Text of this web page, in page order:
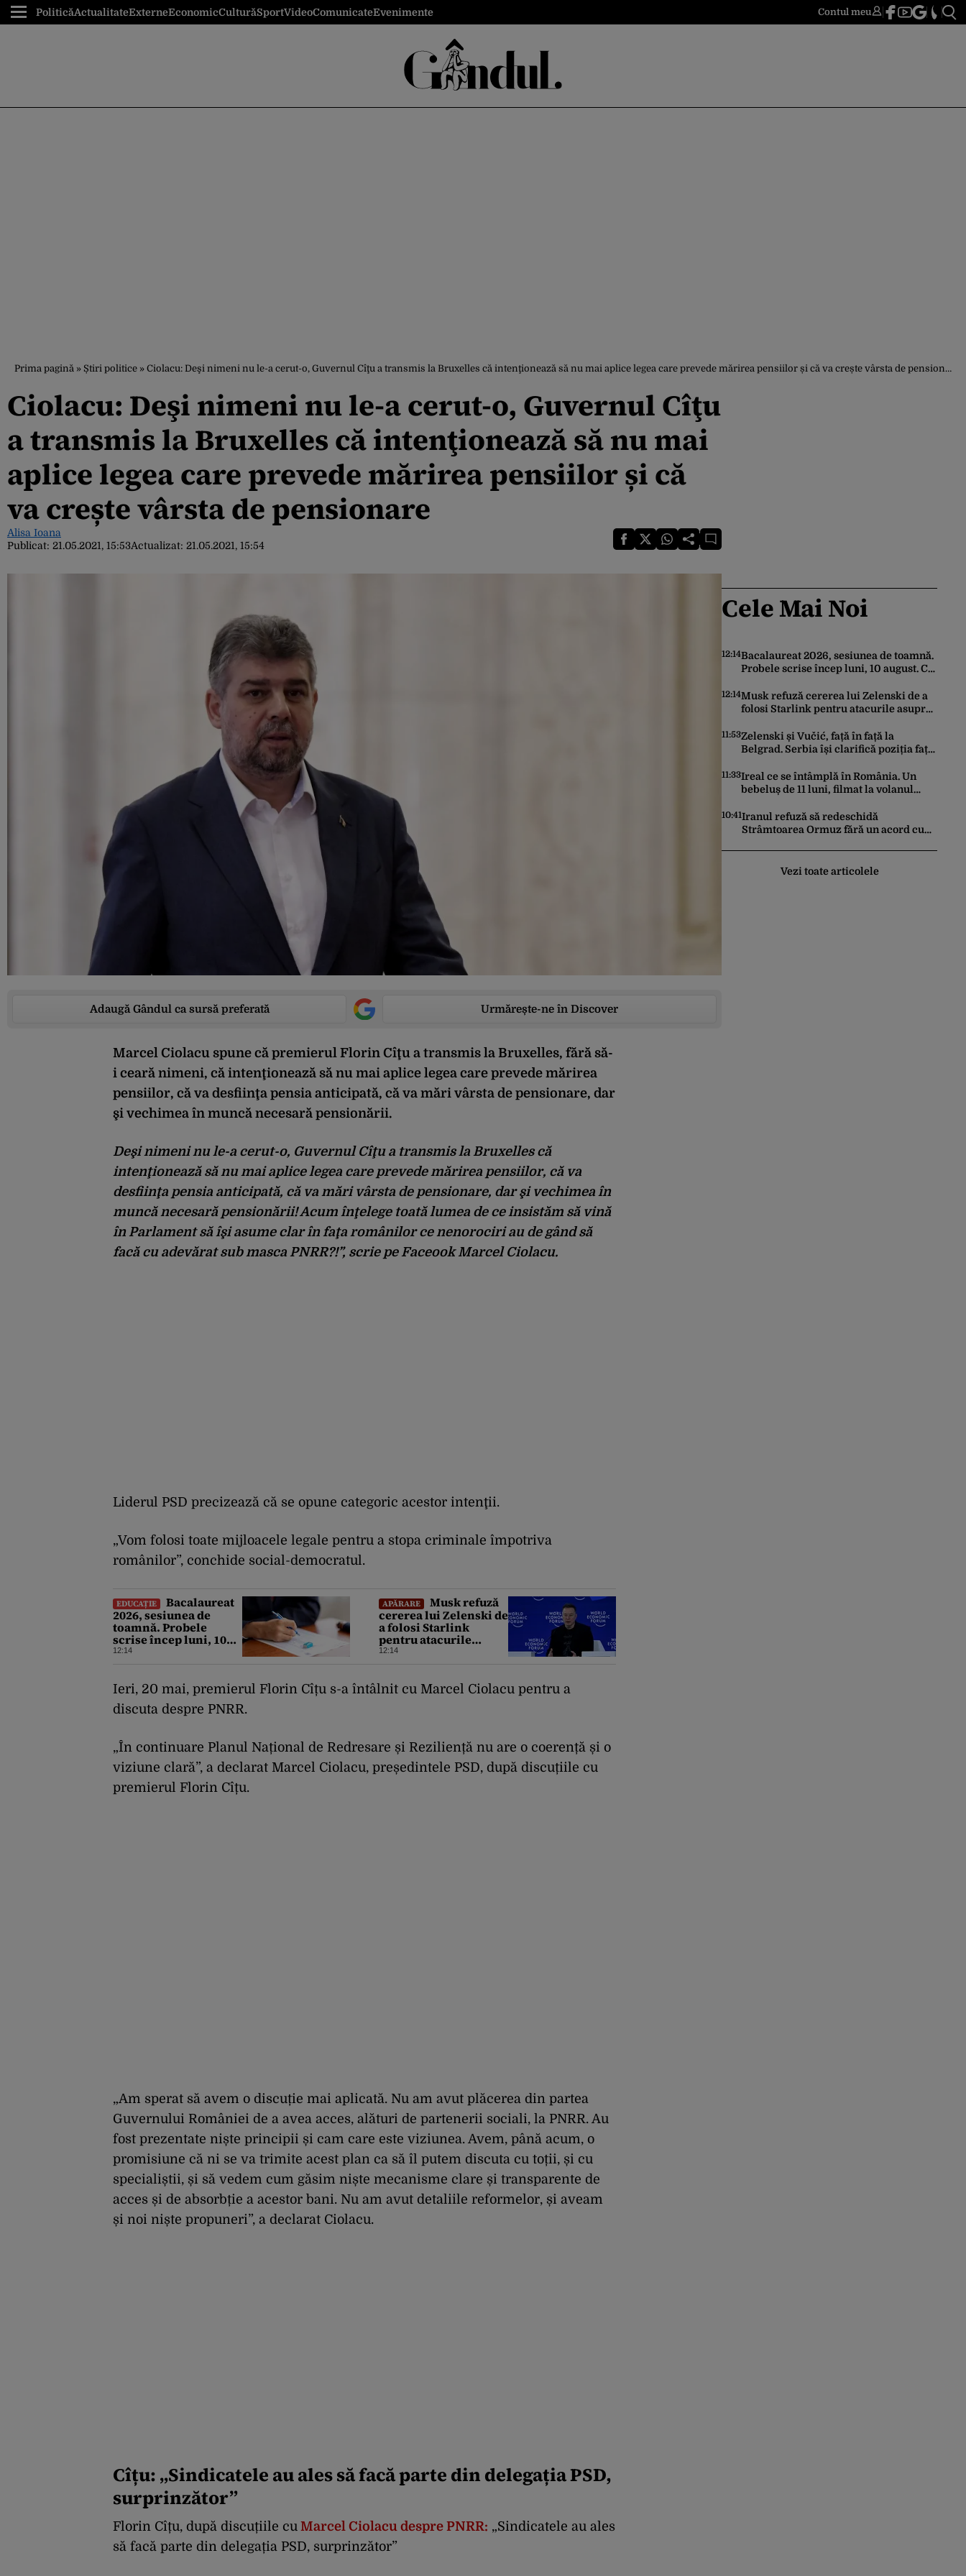
PoliticăActualitateExterneEconomicCulturăSportVideoComunicateEvenimente Contul meu
Prima pagină » Știri politice » Ciolacu: Deşi nimeni nu le-a cerut-o, Guvernul Cîţu a transmis la Bruxelles că intenţionează să nu mai aplice legea care prevede mărirea pensiilor și că va crește vârsta de pensionare
Ciolacu: Deşi nimeni nu le-a cerut-o, Guvernul Cîţu
a transmis la Bruxelles că intenţionează să nu mai
aplice legea care prevede mărirea pensiilor și că
va crește vârsta de pensionare
Alisa Ioana
Publicat: 21.05.2021, 15:53Actualizat: 21.05.2021, 15:54
Adaugă Gândul ca sursă preferată Urmărește-ne în Discover
Marcel Ciolacu spune că premierul Florin Cîţu a transmis la Bruxelles, fără să-
i ceară nimeni, că intenţionează să nu mai aplice legea care prevede mărirea
pensiilor, că va desfiinţa pensia anticipată, că va mări vârsta de pensionare, dar
şi vechimea în muncă necesară pensionării.
Deşi nimeni nu le-a cerut-o, Guvernul Cîţu a transmis la Bruxelles că
intenţionează să nu mai aplice legea care prevede mărirea pensiilor, că va
desfiinţa pensia anticipată, că va mări vârsta de pensionare, dar şi vechimea în
muncă necesară pensionării! Acum înţelege toată lumea de ce insistăm să vină
în Parlament să îşi asume clar în faţa românilor ce nenorociri au de gând să
facă cu adevărat sub masca PNRR?!”, scrie pe Faceook Marcel Ciolacu.
Liderul PSD precizează că se opune categoric acestor intenţii.
„Vom folosi toate mijloacele legale pentru a stopa criminale împotriva
românilor”, conchide social-democratul.
EDUCAȚIE
Bacalaureat
2026, sesiunea de
toamnă. Probele
scrise încep luni, 10
august. Ce trebuie să
12:14
APĂRARE
Musk refuză
cererea lui Zelenski de
a folosi Starlink
pentru atacurile
asupra Rusiei
12:14
Ieri, 20 mai, premierul Florin Cîțu s-a întâlnit cu Marcel Ciolacu pentru a
discuta despre PNRR.
„În continuare Planul Național de Redresare și Reziliență nu are o coerență și o
viziune clară”, a declarat Marcel Ciolacu, președintele PSD, după discuțiile cu
premierul Florin Cîțu.
„Am sperat să avem o discuție mai aplicată. Nu am avut plăcerea din partea
Guvernului României de a avea acces, alături de partenerii sociali, la PNRR. Au
fost prezentate niște principii și cam care este viziunea. Avem, până acum, o
promisiune că ni se va trimite acest plan ca să îl putem discuta cu toții, și cu
specialiștii, și să vedem cum găsim niște mecanisme clare și transparente de
acces și de absorbție a acestor bani. Nu am avut detaliile reformelor, și aveam
și noi niște propuneri”, a declarat Ciolacu.
Cîțu: „Sindicatele au ales să facă parte din delegația PSD,
surprinzător”
Florin Cîțu, după discuțiile cu Marcel Ciolacu despre PNRR: „Sindicatele au ales
să facă parte din delegația PSD, surprinzător”
Cele Mai Noi
12:14Bacalaureat 2026, sesiunea de toamnă.
Probele scrise încep luni, 10 august. Ce
12:14Musk refuză cererea lui Zelenski de a
folosi Starlink pentru atacurile asupra
11:53Zelenski și Vučić, față în față la
Belgrad. Serbia își clarifică poziția față
11:33Ireal ce se întâmplă în România. Un
bebeluș de 11 luni, filmat la volanul
10:41Iranul refuză să redeschidă
Strâmtoarea Ormuz fără un acord cu
Vezi toate articolele